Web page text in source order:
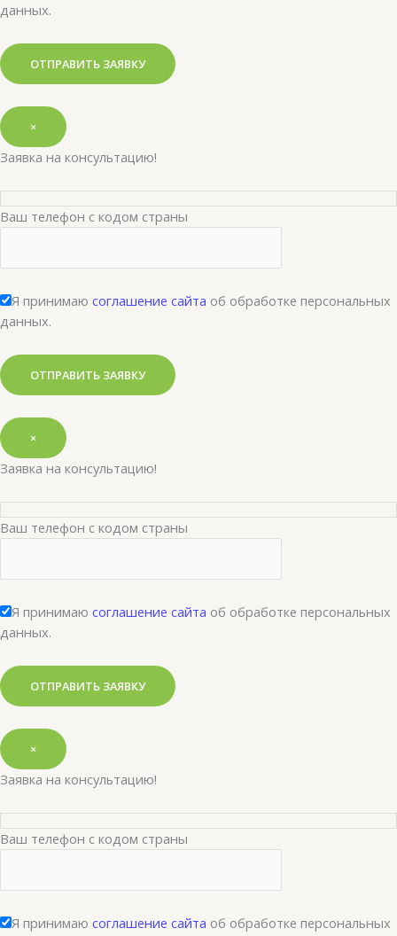
данных.
×
Заявка на консультацию!
Ваш телефон с кодом страны
Я принимаю соглашение сайта об обработке персональных
данных.
×
Заявка на консультацию!
Ваш телефон с кодом страны
Я принимаю соглашение сайта об обработке персональных
данных.
×
Заявка на консультацию!
Ваш телефон с кодом страны
Я принимаю соглашение сайта об обработке персональных